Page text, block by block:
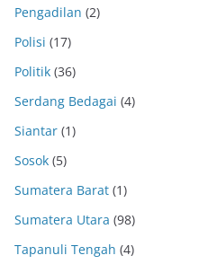
Pengadilan (2)
Polisi (17)
Politik (36)
Serdang Bedagai (4)
Siantar (1)
Sosok (5)
Sumatera Barat (1)
Sumatera Utara (98)
Tapanuli Tengah (4)